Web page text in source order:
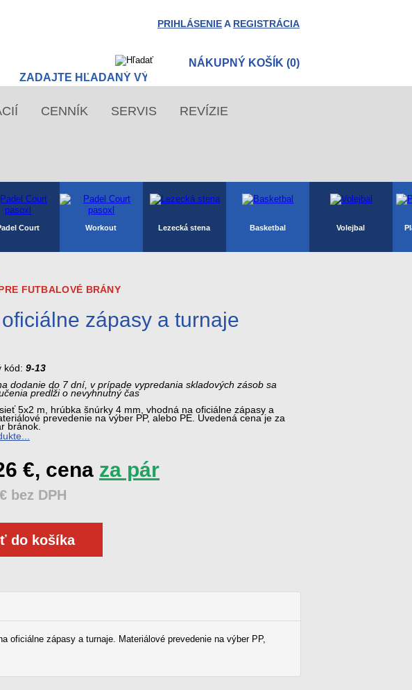
PRIHLÁSENIEA REGISTRÁCIA
NÁKUPNÝ KOŠÍK (0)
CENNÍK SERVIS REVÍZIE
Court Workout Lezecká stena Basketbal Volejbal
FUTBALOVÉ BRÁNY
zápasy a turnaje
kód: 9-13
dodanie do 7 dní, v prípade vypredania skladových zásob sa
predĺži o nevyhnutný čas
5x2 m, hrúbka šnúrky 4 mm, vhodná na oficiálne zápasy a
prevedenie na výber PP, alebo PE. Uvedená cena je za
bránok.
€, cena za pár
bez DPH
oficiálne zápasy a turnaje. Materiálové prevedenie na výber PP,